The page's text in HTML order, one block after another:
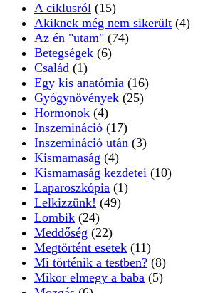
A ciklusról (15)
Akiknek még nem sikerült (4)
Az én "utam" (74)
Betegségek (6)
Család (1)
Egy kis anatómia (16)
Gyógynövények (25)
Hormonok (4)
Inszemináció (17)
Inszemináció után (3)
Kismamaság (4)
Kismamaság kezdetei (10)
Laparoszkópia (1)
Lelkizzünk! (49)
Lombik (24)
Meddőség (22)
Megtörtént esetek (11)
Mi történik a testben? (8)
Mikor elmegy a baba (5)